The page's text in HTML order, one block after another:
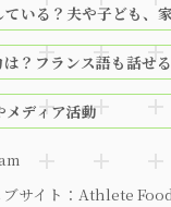
いる？夫や子ども、
？フランス語も話せ
ディア活動
ブサイト：Athlete